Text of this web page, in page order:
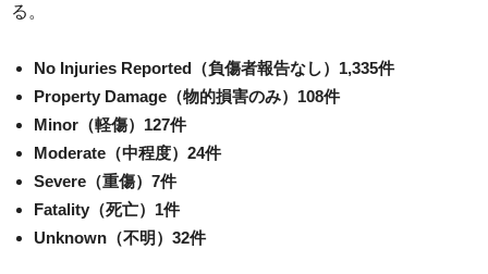
る。
No Injuries Reported（負傷者報告なし）1,335件
Property Damage（物的損害のみ）108件
Minor（軽傷）127件
Moderate（中程度）24件
Severe（重傷）7件
Fatality（死亡）1件
Unknown（不明）32件